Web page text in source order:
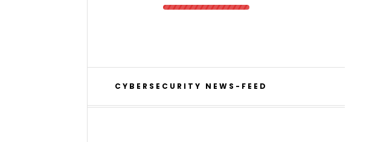
CYBERSECURITY NEWS-FEED